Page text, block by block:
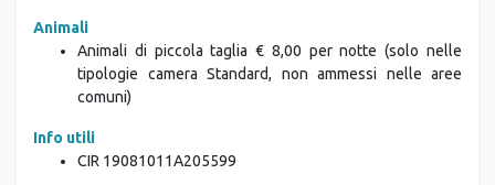
Animali
Animali di piccola taglia € 8,00 per notte (solo nelle
tipologie camera Standard, non ammessi nelle aree
comuni)
Info utili
CIR 19081011A205599